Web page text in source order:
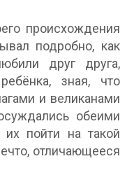
происхождения
подробно, как
друг друга,
зная, что
и великанами
обеими
их пойти на такой
отличающееся